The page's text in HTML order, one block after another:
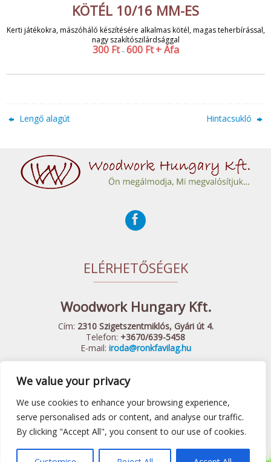
We value your privacy
We use cookies to enhance your browsing experience,
serve personalised ads or content, and analyse our traffic.
By clicking "Accept All", you consent to our use of cookies.
KÖTÉL 10/16 MM-ES
Kerti játékokra, mászóháló készítésére alkalmas kötél, magas teherbírással,
nagy szakítószilárdsággal
300 Ft – 600 Ft + Áfa
Lengő alagút Hintacsukló
ELÉRHETŐSÉGEK
Woodwork Hungary Kft.
Cím: 2310 Szigetszentmiklós, Gyári út 4.
Telefon: +3670/639-5458
E-mail: iroda@ronkfavilag.hu
© 2015 Woodwork Hungary Kft. - Minden Jog Fenntartva
Játszótéri eszközök|Előtető|Fa hintaágy| Felnőtt játszótér
ÁSZF